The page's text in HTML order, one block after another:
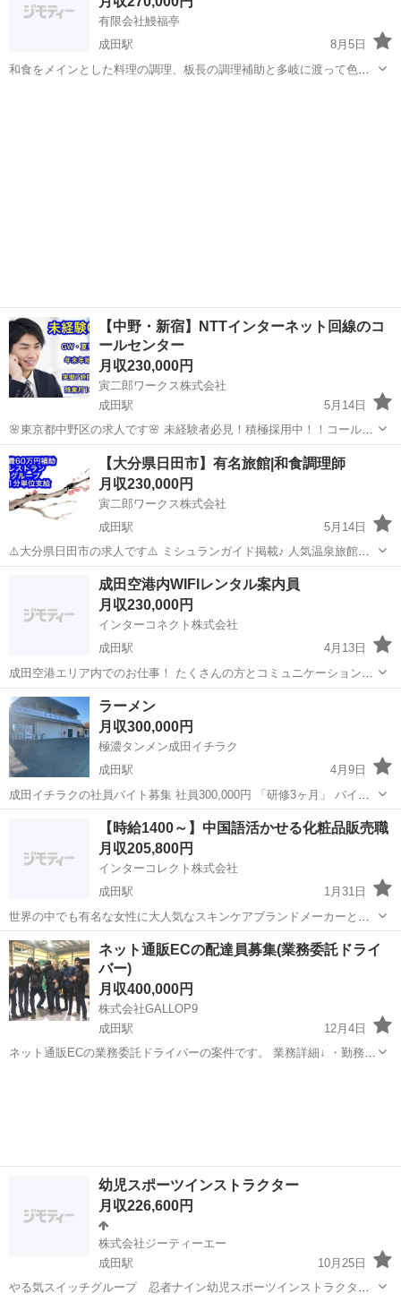
有限会社鰻福亭
成田駅
8月5日
和食をメインとした料理の調理、板長の調理補助と多岐に渡って色々
【中野・新宿】NTTインターネット回線のコ
ールセンター
月収230,000円
寅二郎ワークス株式会社
成田駅
5月14日
🌸東京都中野区の求人です🌸 未経験者必見！積極採用中！！コールセ
ンタースタッフ増員決定♪ 分からないことがあっても、周りにいる先
輩や上司が時間をかけて丁寧に教えてくれるので、仕事や会社にも、
すぐに馴染めます✨ ...
千葉 成田駅 コールセンター 成果報酬
【大分県日田市】有名旅館|和食調理師
月収230,000円
寅二郎ワークス株式会社
成田駅
5月14日
⚠️大分県日田市の求人です⚠️ ミシュランガイド掲載♪ 人気温泉旅館ホ
テル250選 口コミランキング九州第1位！ 九州エリア年間予約ランキ
ング第9位 クチコミアワード受賞✨ 誰もが憧れる、あの4つ...
成田駅 調理師 退職金
成田空港内WIFIレンタル案内員
月収230,000円
インターコネクト株式会社
成田駅
4月13日
成田空港エリア内でのお仕事！ たくさんの方とコミュニケーション取
れるチャンス！ 全く経験不要なWIFI受付レンタルスタッフ 事前予
約、当日問い合わせ、WIFI機返却受付などの対応をお任せします ※お
客様の...
千葉 成田市
ラーメン
月収300,000円
極濃タンメン成田イチラク
成田駅
4月9日
成田イチラクの社員バイト募集 社員300,000円 「研修3ヶ月」 バイト
1,000円~1200円 16歳からどんな方でも一緒に働ける方今したらお電話
宜しくお願いします！ 090-1764-1189 ↑↑↑↑↑↑↑↑...
成田駅 飲食 16歳
【時給1400～】中国語活かせる化粧品販売職
月収205,800円
インターコレクト株式会社
成田駅
1月31日
世界の中でも有名な女性に大人気なスキンケアブランドメーカーとな
ります！ スキンケア、化粧品などにご興味あるの方、中国語話せる方
ぜひ応募してみてください！ 経験ないから不安な方いらっしゃると思
いますが、事前オンライ...
千葉 成田市 成田駅 その他
ネット通販ECの配達員募集(業務委託ドライ
バー)
月収400,000円
株式会社GALLOP9
成田駅
12月4日
ネット通販ECの業務委託ドライバーの案件です。 業務詳細↓ ・勤務地
幼児スポーツインストラクター
月収226,600円
株式会社ジーティーエー
成田駅
10月25日
やる気スイッチグループ 忍者ナイン幼児スポーツインストラクター